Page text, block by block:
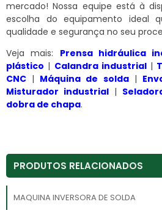
mercado! Nossa equipe está à
escolha do equipamento ideal
qualidade e segurança no seu
Veja mais: Prensa hidráulica
plástico | Calandra industrial|
CNC | Máquina de solda|
Misturador industrial |
dobra de chapa.
PRODUTOS RELACIONADOS
MAQUINA INVERSORA DE SOLDA